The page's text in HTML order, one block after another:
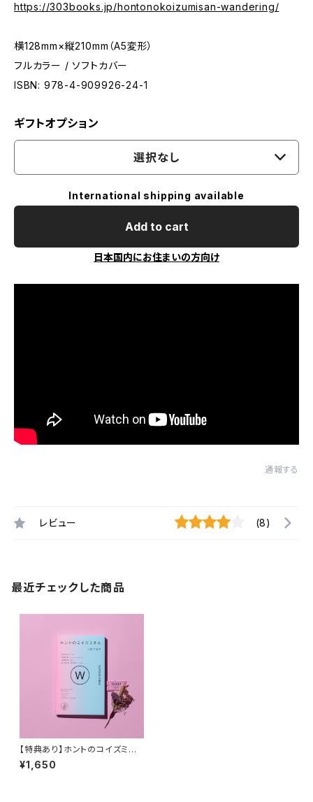
https://303books.jp/hontonokoizumisan-wandering/
横128mm×縦210mm（A5変形）
フルカラー / ソフトカバー
ISBN: 978-4-909926-24-1
ギフトオプション
選択なし
International shipping available
Add to cart
日本国内にお住まいの方向け
通報する
レビュー (8)
最近チェックした商品
【特典あり】ホントのコイズミさ
ん WANDERING
¥1,650